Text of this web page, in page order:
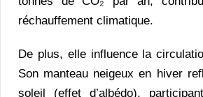
réchauffement climatique.
De plus, elle influence la
Son manteau neigeux en hiver
soleil (effet d’albédo),